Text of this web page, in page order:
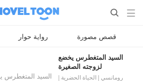
 
رواية حوار قصص مصورة
السيد المتغطرس يخضع
لزوجته الصغيرة
رومانسي | الحياة الحضرية |